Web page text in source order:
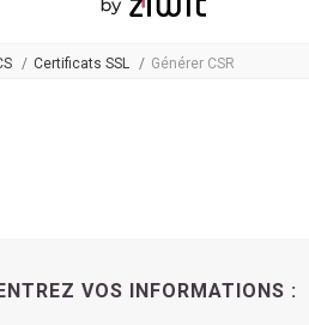
Certificats SSL Générer CSR
VOS INFORMATIONS :